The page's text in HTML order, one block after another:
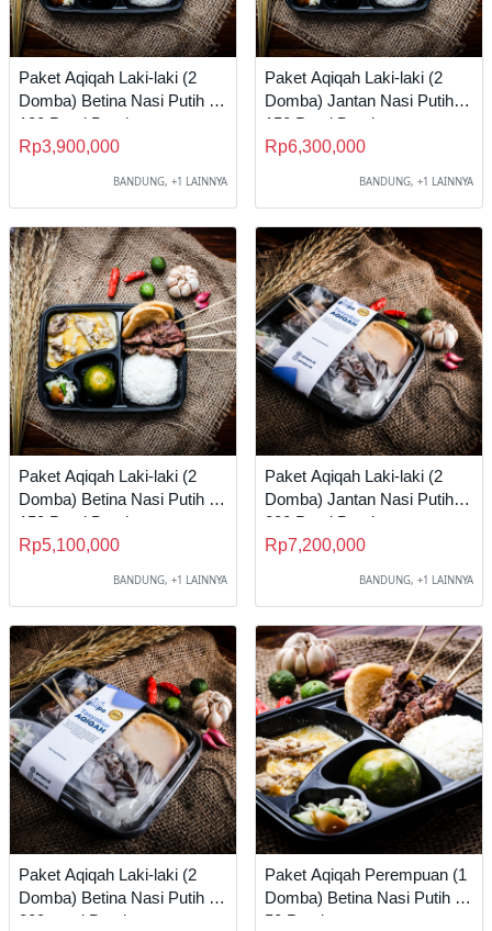
Paket Aqiqah Laki-laki (2
Domba) Betina Nasi Putih A
100 Porsi Bandung
Rp3,900,000
BANDUNG, +1 LAINNYA
Paket Aqiqah Laki-laki (2
Domba) Jantan Nasi Putih B
150 Porsi Bandung
Rp6,300,000
BANDUNG, +1 LAINNYA
Paket Aqiqah Laki-laki (2
Domba) Betina Nasi Putih B
150 Porsi Bandung
Rp5,100,000
BANDUNG, +1 LAINNYA
Paket Aqiqah Laki-laki (2
Domba) Jantan Nasi Putih C
200 Porsi Bandung
Rp7,200,000
BANDUNG, +1 LAINNYA
Paket Aqiqah Laki-laki (2
Domba) Betina Nasi Putih C
200 porsi Bandung
Paket Aqiqah Perempuan (1
Domba) Betina Nasi Putih A
50 Porsi